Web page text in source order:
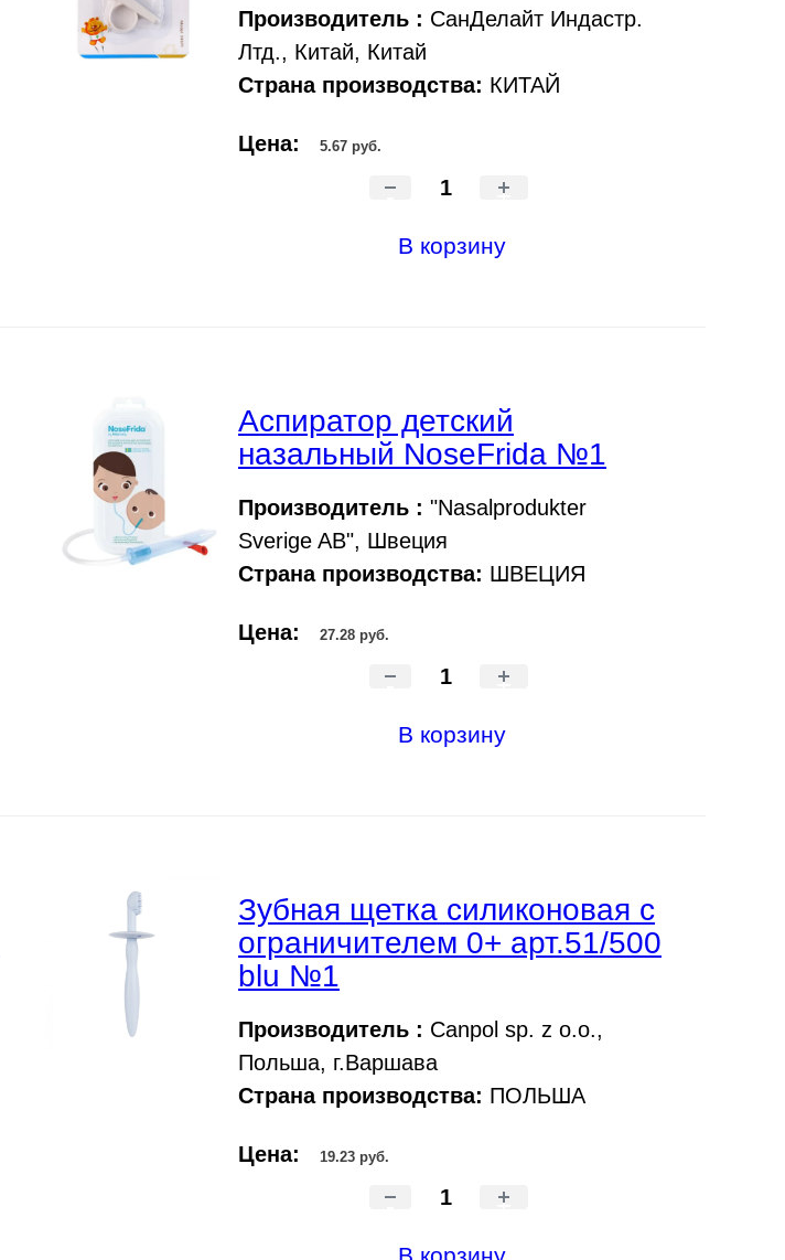
Производитель : СанДелайт Индастр.
Лтд., Китай, Китай
Страна производства: КИТАЙ
Цена: 5.67 руб.
- +
В корзину
Аспиратор детский
назальный NoseFrida №1
Производитель : "Nasalprodukter
Sverige AB", Швеция
Страна производства: ШВЕЦИЯ
Цена: 27.28 руб.
- +
В корзину
Зубная щетка силиконовая с
ограничителем 0+ арт.51/500
blu №1
Производитель : Canpol sp. z o.o.,
Польша, г.Варшава
Страна производства: ПОЛЬША
Цена: 19.23 руб.
- +